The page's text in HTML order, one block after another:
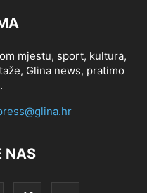
mjestu, sport, kultura,
Glina news, pratimo
NAS